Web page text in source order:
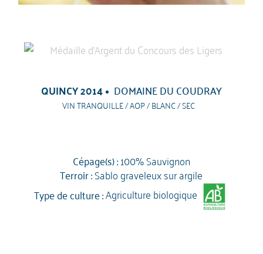
QUINCY 2014 DOMAINE DU COUDRAY
VIN TRANQUILLE / AOP / BLANC / SEC
Cépage(s) :100% Sauvignon
Terroir :Sablo graveleux sur argile
Type de culture :Agriculture biologique